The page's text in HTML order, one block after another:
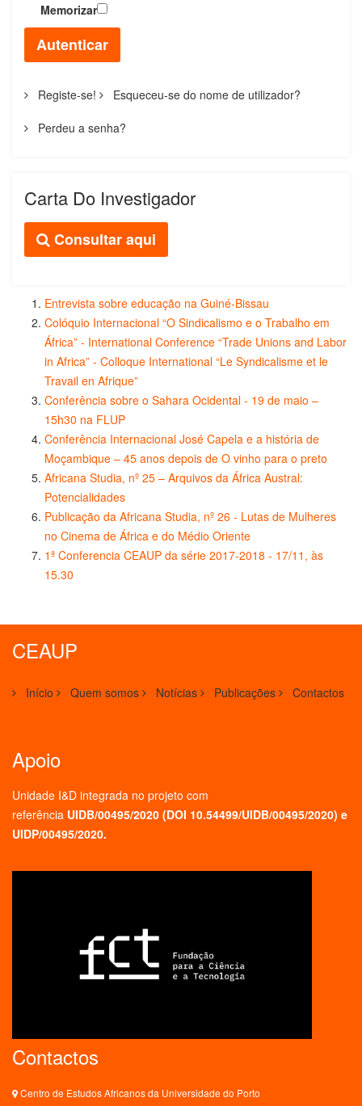
Memorizar
Autenticar
Registe-se! Esqueceu-se do nome de utilizador?
Perdeu a senha?
Carta Do Investigador
Consultar aqui
Entrevista sobre educação na Guiné-Bissau
Colóquio Internacional “O Sindicalismo e o Trabalho em
África” - International Conference “Trade Unions and Labor
in Africa” - Colloque International “Le Syndicalisme et le
Travail en Afrique”
Conferência sobre o Sahara Ocidental - 19 de maio –
15h30 na FLUP
Conferência Internacional José Capela e a história de
Moçambique – 45 anos depois de O vinho para o preto
Africana Studia, nº 25 – Arquivos da África Austral:
Potencialidades
Publicação da Africana Studia, nº 26 - Lutas de Mulheres
no Cinema de África e do Médio Oriente
1ª Conferencia CEAUP da série 2017-2018 - 17/11, às
15.30
CEAUP
Início Quem somos Notícias Publicações Contactos
Apoio
Unidade I&D integrada no projeto com
referência UIDB/00495/2020 (DOI 10.54499/UIDB/00495/2020) e
UIDP/00495/2020.
Contactos
Centro de Estudos Africanos da Universidade do Porto